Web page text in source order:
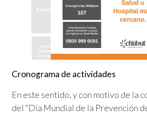
Cronograma de actividades
En este sentido, y con motivo de la
del “Día Mundial de la Prevención